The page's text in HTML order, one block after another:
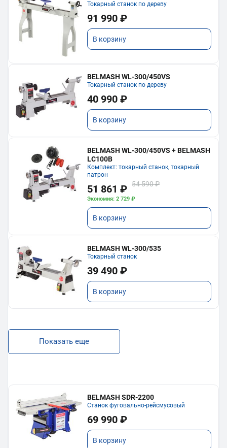
Токарный станок по дереву
91 990 ₽
В корзину
BELMASH WL-300/450VS
Токарный станок по дереву
40 990 ₽
В корзину
BELMASH WL-300/450VS + BELMASH
LC100B
Комплект: токарный станок, токарный
патрон
51 861 ₽ 54 590 ₽
Экономия: 2 729 ₽
В корзину
BELMASH WL-300/535
Токарный станок
39 490 ₽
В корзину
Показать еще
BELMASH SDR-2200
Станок фуговально-рейсмусовый
69 990 ₽
В корзину